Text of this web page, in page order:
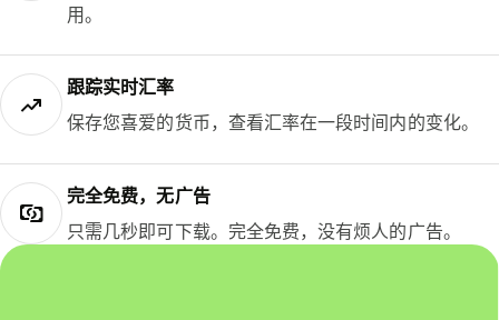
用。
跟踪实时汇率
保存您喜爱的货币，查看汇率在一段时间内的变化。
完全免费，无广告
只需几秒即可下载。完全免费，没有烦人的广告。